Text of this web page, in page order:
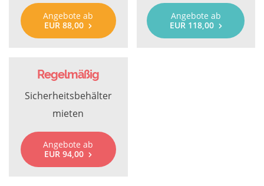
Angebote ab
EUR 88,00
Angebote ab
EUR 118,00
Regelmäßig
Sicherheitsbehälter
mieten
Angebote ab
EUR 94,00